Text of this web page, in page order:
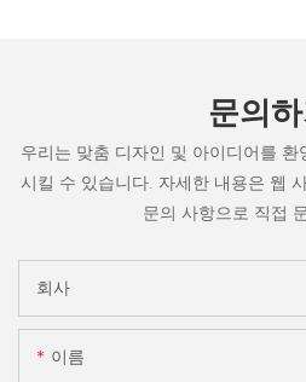
문의
우리는 맞춤 디자인 및 아이디어를
시킬 수 있습니다. 자세한 내용은 웹
문의 사항으로 직접
회사
이름